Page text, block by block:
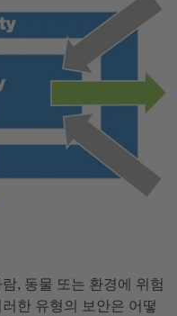
, 동물 또는 환경에 위험
한 유형의 보안은 어떻